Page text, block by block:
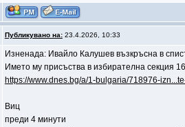
Публикувано на:23.4.2026, 10:33
Изненада: Ивайло Калушев възкръсна в
Името му присъства в избирателна секция
https://www.dnes.bg/a/1-bulgaria/718976-
Виц
преди 4 минути